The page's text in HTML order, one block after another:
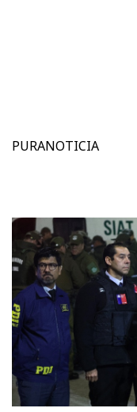
PURANOTICIA